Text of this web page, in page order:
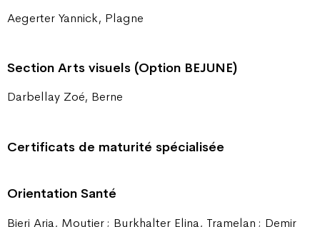
Aegerter Yannick, Plagne
Section Arts visuels (Option BEJUNE)
Darbellay Zoé, Berne
Certificats de maturité spécialisée
Orientation Santé
Bieri Aria, Moutier ; Burkhalter Elina, Tramelan ; Demir